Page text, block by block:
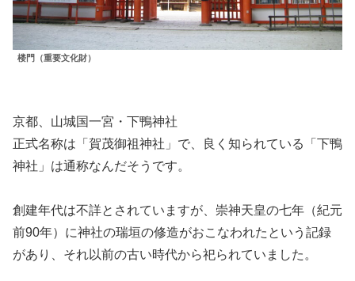
楼門（重要文化財）
京都、山城国一宮・下鴨神社
正式名称は「賀茂御祖神社」で、良く知られている「下鴨
神社」は通称なんだそうです。
創建年代は不詳とされていますが、崇神天皇の七年（紀元
前90年）に神社の瑞垣の修造がおこなわれたという記録
があり、それ以前の古い時代から祀られていました。